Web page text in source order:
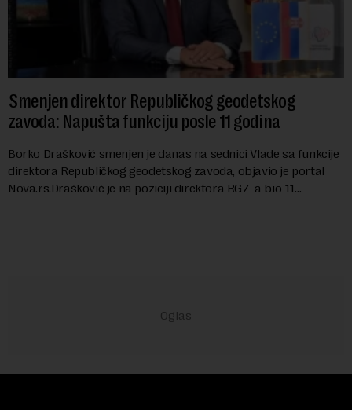
Smenjen direktor Republičkog geodetskog
zavoda: Napušta funkciju posle 11 godina
Borko Drašković smenjen je danas na sednici Vlade sa funkcije
direktora Republičkog geodetskog zavoda, objavio je portal
Nova.rs.Drašković je na poziciji direktora RGZ-a bio 11